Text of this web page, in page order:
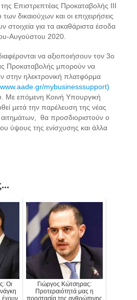
Επιστρεπτέας Προκαταβολής ΙΙΙ
των δικαιούχων και οι επιχειρήσεις
στοιχεία για τα ακαθάριστα έσοδα
Αυγούστου 2020.
να αξιοποιήσουν τον 3ο
Προκαταβολής μπορούν να
στην ηλεκτρονική πλατφόρμα
www.aade.gr/mybusinesssupport)
Με επόμενη Κοινή Υπουργική
μετά την παρέλευση της νέας
θα προσδιοριστούν ο
ύψους της ενίσχυσης και άλλα
Οι
έχουν
Γιώργος Κώτσηρας:
Προτεραιότητά μας η
προστασία της ανθρώπινης